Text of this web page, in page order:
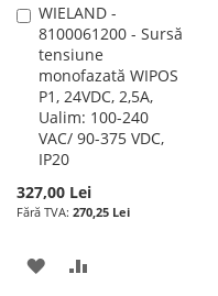
WIELAND -
8100061200 - Sursă
tensiune
monofazată WIPOS
P1, 24VDC, 2,5A,
Ualim: 100-240
VAC/ 90-375 VDC,
IP20
327,00 Lei
270,25 Lei
Adauga
în
cos
ADAUGATI